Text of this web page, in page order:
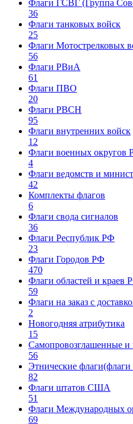
Флаги ГСВГ (Группа
36
Флаги танковых войск
25
Флаги Мотострелковых
56
Флаги РВиА
61
Флаги ПВО
20
Флаги РВСН
95
Флаги внутренних войск
12
Флаги военных округов
4
Флаги ведомств и
42
Комплекты флагов
6
Флаги свода сигналов
36
Флаги Республик РФ
23
Флаги Городов РФ
470
Флаги областей и краев
59
Флаги на заказ с
2
Новогодняя атрибутика
15
Самопровозглашенные
56
Этнические
82
Флаги штатов США
51
Флаги Международных
69